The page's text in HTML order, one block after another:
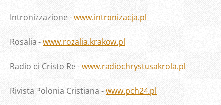
Intronizzazione -www.intronizacja.pl
Rosalia -www.rozalia.krakow.pl
Radio di Cristo Re -www.radiochrystusakrola.pl
Rivista Polonia Cristiana -www.pch24.pl